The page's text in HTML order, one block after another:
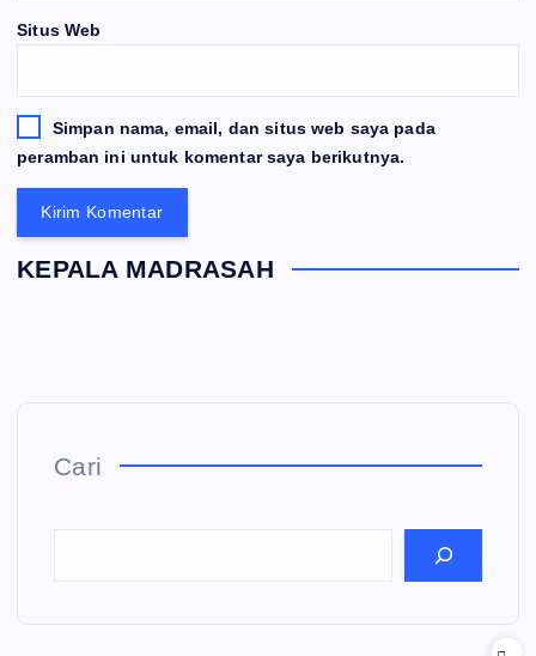
Situs Web
Simpan nama, email, dan situs web saya pada
peramban ini untuk komentar saya berikutnya.
KEPALA MADRASAH
Cari